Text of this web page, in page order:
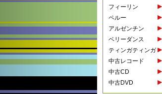
フィーリン
ペルー
アルゼンチン
ベリーダンス
ティンガティンガ
中古レコード
中古CD
中古DVD